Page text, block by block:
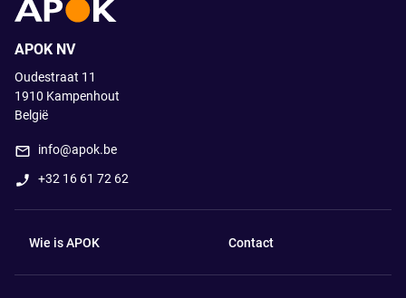
APOK NV
Oudestraat 11
1910 Kampenhout
België
info@apok.be
+32 16 61 72 62
Wie is APOK Contact